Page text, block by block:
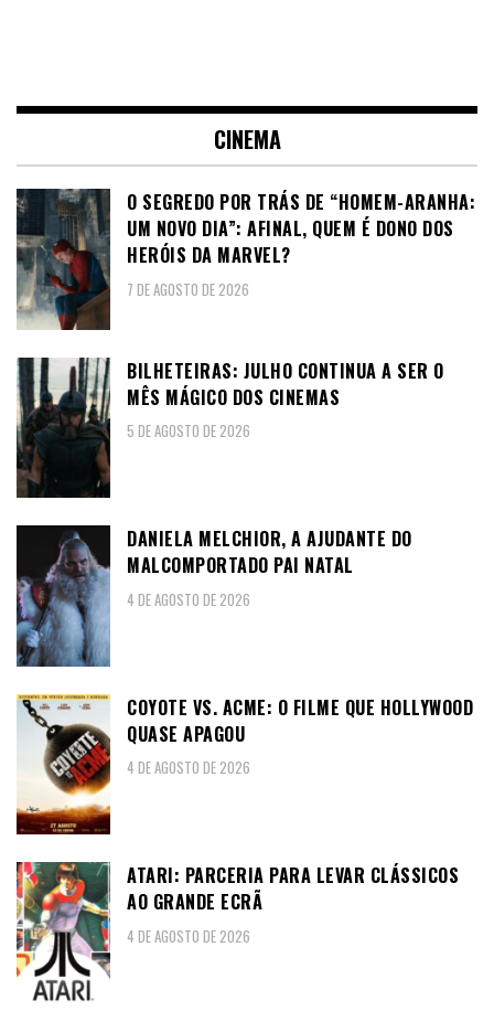
CINEMA
O SEGREDO POR TRÁS DE “HOMEM-ARANHA:
UM NOVO DIA”: AFINAL, QUEM É DONO DOS
HERÓIS DA MARVEL?
7 DE AGOSTO DE 2026
BILHETEIRAS: JULHO CONTINUA A SER O
MÊS MÁGICO DOS CINEMAS
5 DE AGOSTO DE 2026
DANIELA MELCHIOR, A AJUDANTE DO
MALCOMPORTADO PAI NATAL
4 DE AGOSTO DE 2026
COYOTE VS. ACME: O FILME QUE HOLLYWOOD
QUASE APAGOU
4 DE AGOSTO DE 2026
ATARI: PARCERIA PARA LEVAR CLÁSSICOS
AO GRANDE ECRÃ
4 DE AGOSTO DE 2026